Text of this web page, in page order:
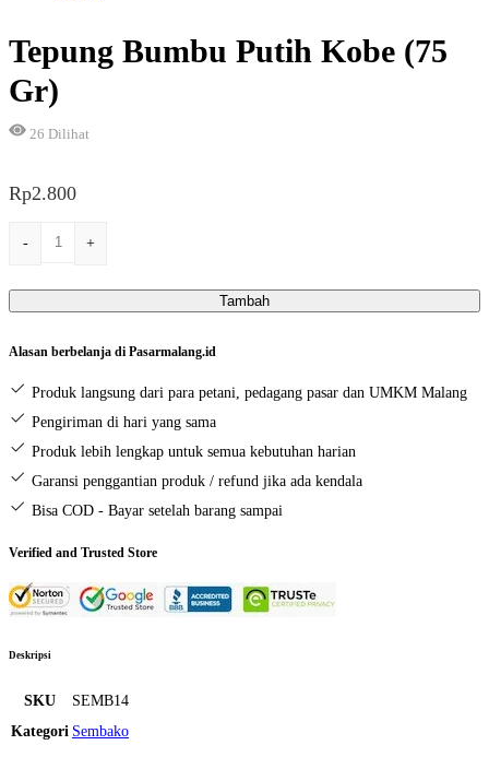
Tepung Bumbu Putih Kobe (75
Gr)
26 Dilihat
Rp2.800
-
Kuantitas
Putih
gr)
+
Tambah
Alasan berbelanja di Pasarmalang.id
Produk langsung dari para petani, pedagang pasar dan UMKM Malang
Pengiriman di hari yang sama
Produk lebih lengkap untuk semua kebutuhan harian
Garansi penggantian produk / refund jika ada kendala
Bisa COD - Bayar setelah barang sampai
Verified and Trusted Store
Deskripsi
SKU
SEMB14
Kategori Sembako